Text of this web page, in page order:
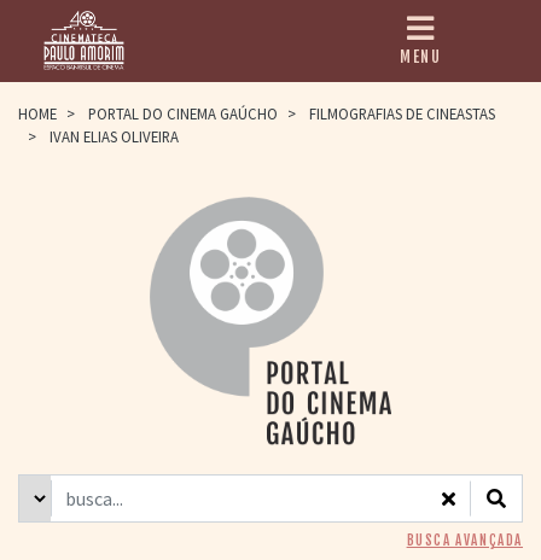
HOME
PAULO AMORIM
> HOMENAGEADOS
> EQUIPE
> ASSOCIAÇÃO DOS
> BIBLIOTECA
ROMEU GRIMALDI
> GRADE SEMANAL
> PREÇOS E
DESCONTOS
MENU
HOME > PORTAL DO CINEMA GAÚCHO >
FILMOGRAFIAS DE CINEASTAS
>
IVAN ELIAS OLIVEIRA
BUSCA AVANÇADA